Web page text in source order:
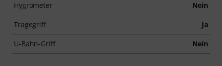
Hygrometer Nein
Tragegriff Ja
U-Bahn-Griff Nein